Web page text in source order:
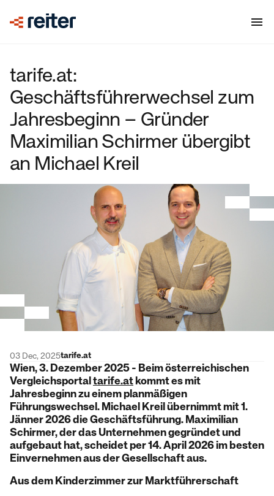
tarife.at:
Geschäftsführerwechsel zum
Jahresbeginn – Gründer
Maximilian Schirmer übergibt
an Michael Kreil
03 Dec, 2025tarife.at
Wien, 3. Dezember 2025 - Beim österreichischen
Vergleichsportaltarife.atkommt es mit
Jahresbeginn zu einem planmäßigen
Führungswechsel. Michael Kreil übernimmt mit 1.
Jänner 2026 die Geschäftsführung. Maximilian
Schirmer, der das Unternehmen gegründet und
aufgebaut hat, scheidet per 14. April 2026 im besten
Einvernehmen aus der Gesellschaft aus.
Aus dem Kinderzimmer zur Marktführerschaft